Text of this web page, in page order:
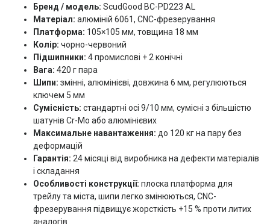
Бренд / модель: ScudGood BC-PD223 AL
Матеріал: алюміній 6061, CNC-фрезерування
Платформа: 105×105 мм, товщина 18 мм
Колір: чорно-червоний
Підшипники: 4 промислові + 2 конічні
Вага: 420 г пара
Шипи: змінні, алюмінієві, довжина 6 мм, регулюються
ключем 5 мм
Сумісність: стандартні осі 9/10 мм, сумісні з більшістю
шатунів Cr-Mo або алюмінієвих
Максимальне навантаження: до 120 кг на пару без
деформацій
Гарантія: 24 місяці від виробника на дефекти матеріалів
і складання
Особливості конструкції: плоска платформа для
трейлу та міста, шипи легко змінюються, CNC-
фрезерування підвищує жорсткість +15 % проти литих
аналогів